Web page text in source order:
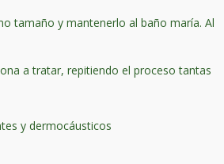
tamaño y mantenerlo al baño maría. Al
a tratar, repitiendo el proceso tantas
y dermocáusticos